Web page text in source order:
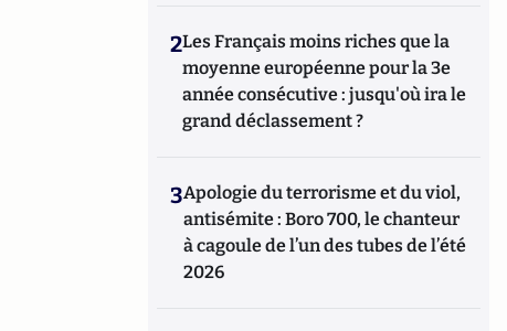
2Les Français moins riches que la
moyenne européenne pour la 3e
année consécutive : jusqu'où ira le
grand déclassement ?
3Apologie du terrorisme et du viol,
antisémite : Boro 700, le chanteur
à cagoule de l’un des tubes de l’été
2026